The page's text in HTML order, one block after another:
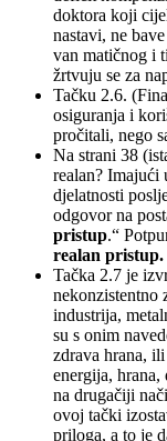
doktora koji
nastavi, ne
van matičnog i
žrtvuju se za
Tačku 2.6.
osiguranja i
pročitali, nego
Na strani 38
realan? Imajući
djelatnosti
odgovor na
pristup.“
realan pristup.
Tačka 2.7 je
nekonzistentno
industrija,
su s onim
zdrava hrana,
energija,
na drugačiji
ovoj tački
priloga, a to je